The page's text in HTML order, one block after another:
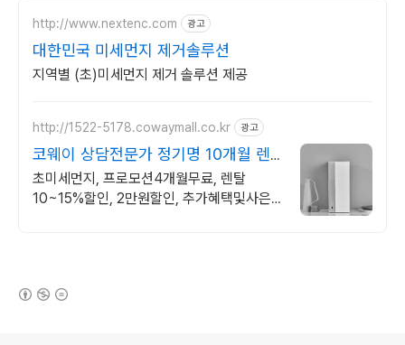
http://www.nextenc.com 광고
대한민국 미세먼지 제거솔루션
지역별 (초)미세먼지 제거 솔루션 제공
http://1522-5178.cowaymall.co.kr 광고
코웨이 상담전문가 정기명 10개월 렌
탈료 면제!
초미세먼지, 프로모션4개월무료, 렌탈
10~15%할인, 2만원할인, 추가혜택및사은